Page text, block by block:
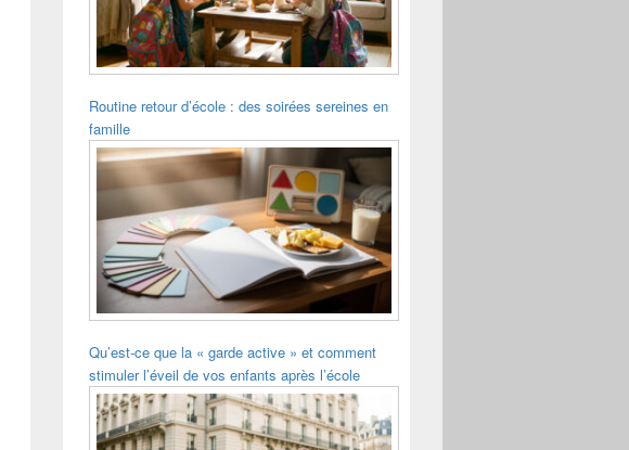
Routine retour d’école : des soirées sereines en
famille
Qu’est-ce que la « garde active » et comment
stimuler l’éveil de vos enfants après l’école